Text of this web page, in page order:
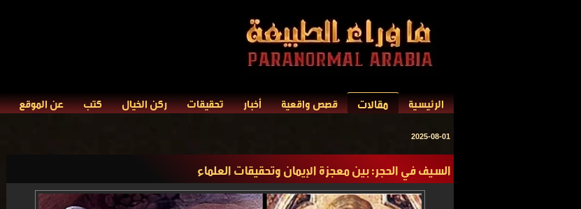
الرئيسية مقالات قصص واقعية أخبار تحقيقات ركن الخيال كتب عن الموقع
2025-08-01
السيف في الحجر: بين معجزة الإيمان وتحقيقات العلماء